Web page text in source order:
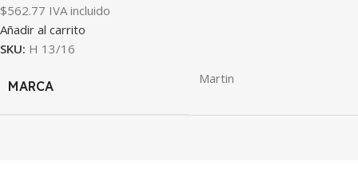
$562.77 IVA incluido
Añadir al carrito
SKU: H 13/16
MARCA Martin